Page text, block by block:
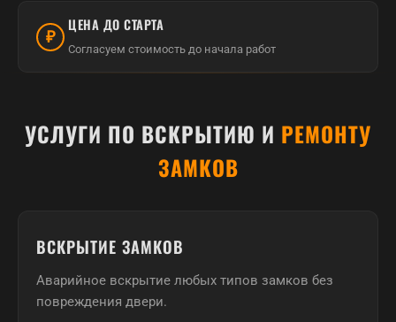
₽
ЦЕНА ДО СТАРТА
Согласуем стоимость до начала работ
УСЛУГИ ПО ВСКРЫТИЮ И РЕМОНТУ
ЗАМКОВ
ВСКРЫТИЕ ЗАМКОВ
Аварийное вскрытие любых типов замков без
повреждения двери.